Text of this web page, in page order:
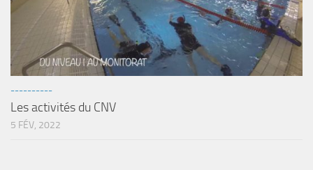
Sorties 2020
Sorties 2019
Sorties 2018
Sorties 2016
Sorties 2015
----------
Les activités du CNV
5 FÉV, 2022